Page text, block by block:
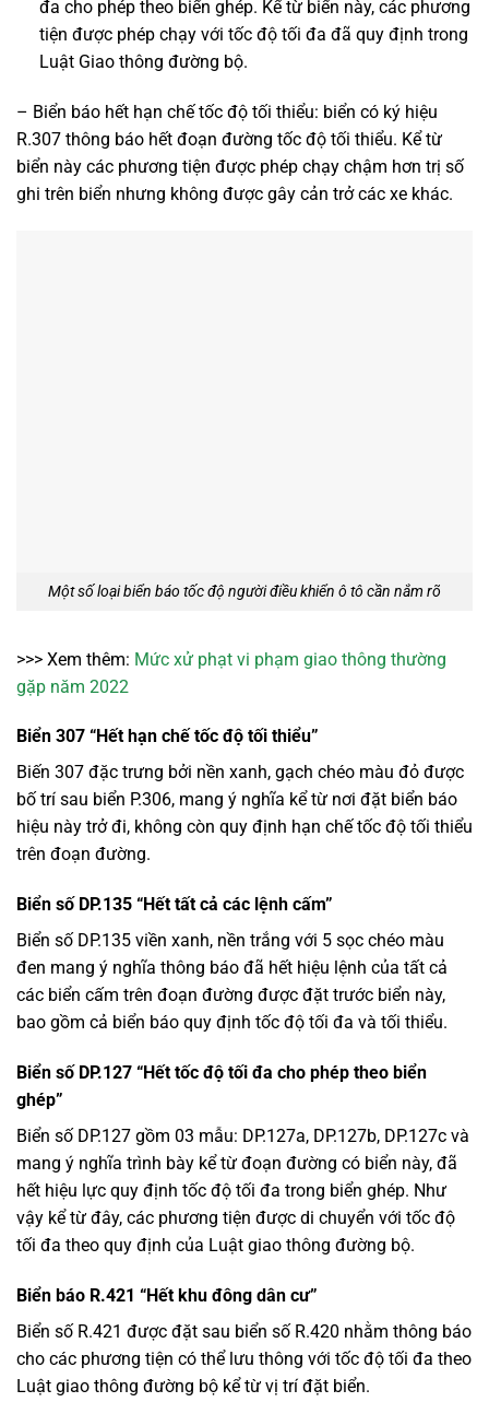
đa cho phép theo biển ghép. Kể từ biển này, các phương
tiện được phép chạy với tốc độ tối đa đã quy định trong
Luật Giao thông đường bộ.
– Biển báo hết hạn chế tốc độ tối thiểu: biển có ký hiệu
R.307 thông báo hết đoạn đường tốc độ tối thiểu. Kể từ
biển này các phương tiện được phép chạy chậm hơn trị số
ghi trên biển nhưng không được gây cản trở các xe khác.
Một số loại biển báo tốc độ người điều khiển ô tô cần nắm rõ
>>> Xem thêm: Mức xử phạt vi phạm giao thông thường
gặp năm 2022
Biển 307 “Hết hạn chế tốc độ tối thiểu”
Biến 307 đặc trưng bởi nền xanh, gạch chéo màu đỏ được
bố trí sau biển P.306, mang ý nghĩa kể từ nơi đặt biển báo
hiệu này trở đi, không còn quy định hạn chế tốc độ tối thiểu
trên đoạn đường.
Biển số DP.135 “Hết tất cả các lệnh cấm”
Biển số DP.135 viền xanh, nền trắng với 5 sọc chéo màu
đen mang ý nghĩa thông báo đã hết hiệu lệnh của tất cả
các biển cấm trên đoạn đường được đặt trước biển này,
bao gồm cả biển báo quy định tốc độ tối đa và tối thiểu.
Biển số DP.127 “Hết tốc độ tối đa cho phép theo biển
ghép”
Biển số DP.127 gồm 03 mẫu: DP.127a, DP.127b, DP.127c và
mang ý nghĩa trình bày kể từ đoạn đường có biển này, đã
hết hiệu lực quy định tốc độ tối đa trong biển ghép. Như
vậy kể từ đây, các phương tiện được di chuyển với tốc độ
tối đa theo quy định của Luật giao thông đường bộ.
Biển báo R.421 “Hết khu đông dân cư”
Biển số R.421 được đặt sau biển số R.420 nhằm thông báo
cho các phương tiện có thể lưu thông với tốc độ tối đa theo
Luật giao thông đường bộ kể từ vị trí đặt biển.